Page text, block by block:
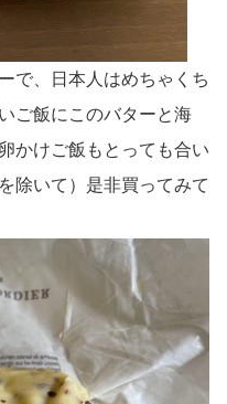
で、日本人はめちゃくち
ご飯にこのバターと海
かけご飯もとっても合い
除いて）是非買ってみて